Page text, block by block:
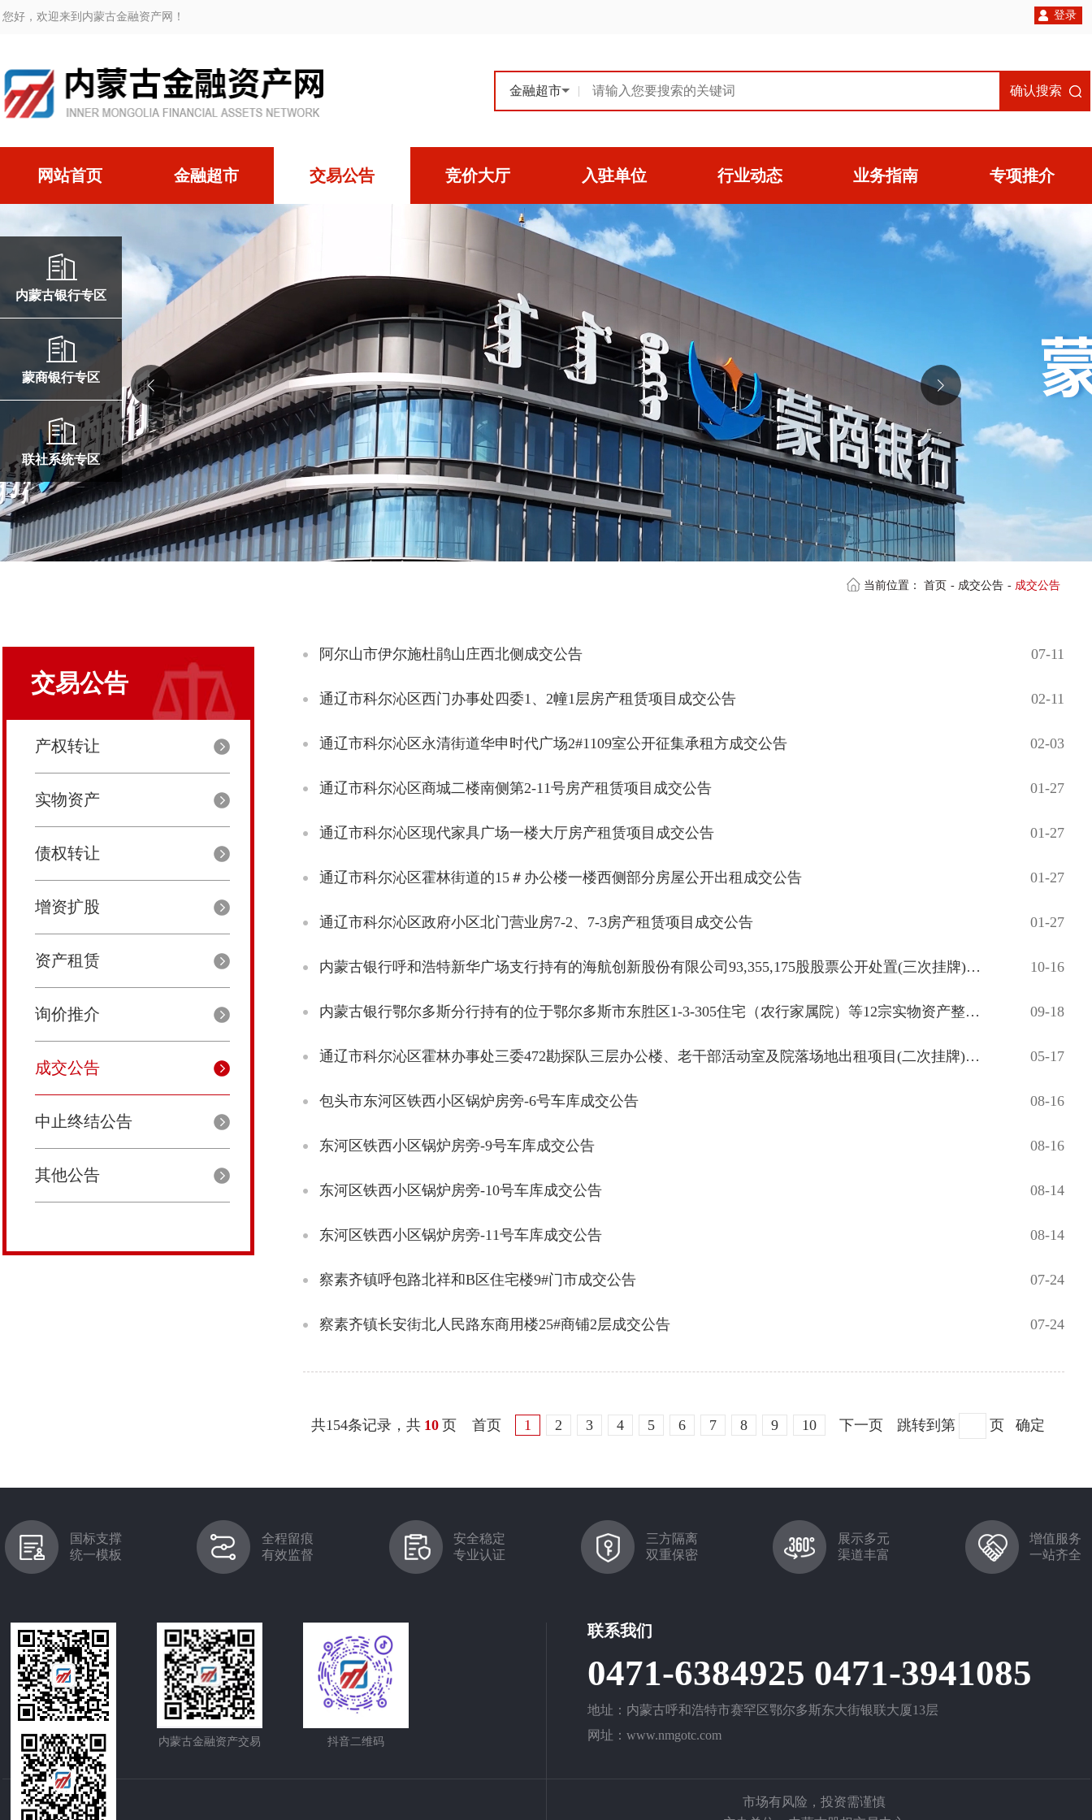
您好，欢迎来到内蒙古金融资产网！ 登录
确认搜索
网站首页 金融超市 交易公告 竞价大厅 入驻单位 行业动态 业务指南 专项推介
内蒙古银行专区
蒙商银行专区
联社系统专区
交易公告
产权转让
实物资产
债权转让
增资扩股
资产租赁
询价推介
成交公告
中止终结公告
其他公告
当前位置： 首页 - 成交公告 - 成交公告
阿尔山市伊尔施杜鹃山庄西北侧成交公告 07-11
通辽市科尔沁区西门办事处四委1、2幢1层房产租赁项目成交公告 02-11
通辽市科尔沁区永清街道华申时代广场2#1109室公开征集承租方成交公告 02-03
通辽市科尔沁区商城二楼南侧第2-11号房产租赁项目成交公告 01-27
通辽市科尔沁区现代家具广场一楼大厅房产租赁项目成交公告 01-27
通辽市科尔沁区霍林街道的15＃办公楼一楼西侧部分房屋公开出租成交公告 01-27
通辽市科尔沁区政府小区北门营业房7-2、7-3房产租赁项目成交公告 01-27
内蒙古银行呼和浩特新华广场支行持有的海航创新股份有限公司93,355,175股股票公开处置(三次挂牌)成交公告 10-16
内蒙古银行鄂尔多斯分行持有的位于鄂尔多斯市东胜区1-3-305住宅（农行家属院）等12宗实物资产整体转让（鄂尔多斯分行SPV剥离抵债资产打包处置）成交公告 09-18
通辽市科尔沁区霍林办事处三委472勘探队三层办公楼、老干部活动室及院落场地出租项目(二次挂牌)成交公告 05-17
包头市东河区铁西小区锅炉房旁-6号车库成交公告 08-16
东河区铁西小区锅炉房旁-9号车库成交公告 08-16
东河区铁西小区锅炉房旁-10号车库成交公告 08-14
东河区铁西小区锅炉房旁-11号车库成交公告 08-14
察素齐镇呼包路北祥和B区住宅楼9#门市成交公告 07-24
察素齐镇长安街北人民路东商用楼25#商铺2层成交公告 07-24
共154条记录，共 10 页 首页 1 2 3 4 5 6 7 8 9 10 下一页 跳转到第 页 确定
国标支撑
统一模板
全程留痕
有效监督
安全稳定
专业认证
三方隔离
双重保密
展示多元
渠道丰富
增值服务
一站齐全
内蒙古股权交易中心 内蒙古金融资产交易 抖音二维码
联系我们
0471-6384925 0471-3941085
地址：内蒙古呼和浩特市赛罕区鄂尔多斯东大街银联大厦13层
网址：www.nmgotc.com
市场有风险，投资需谨慎